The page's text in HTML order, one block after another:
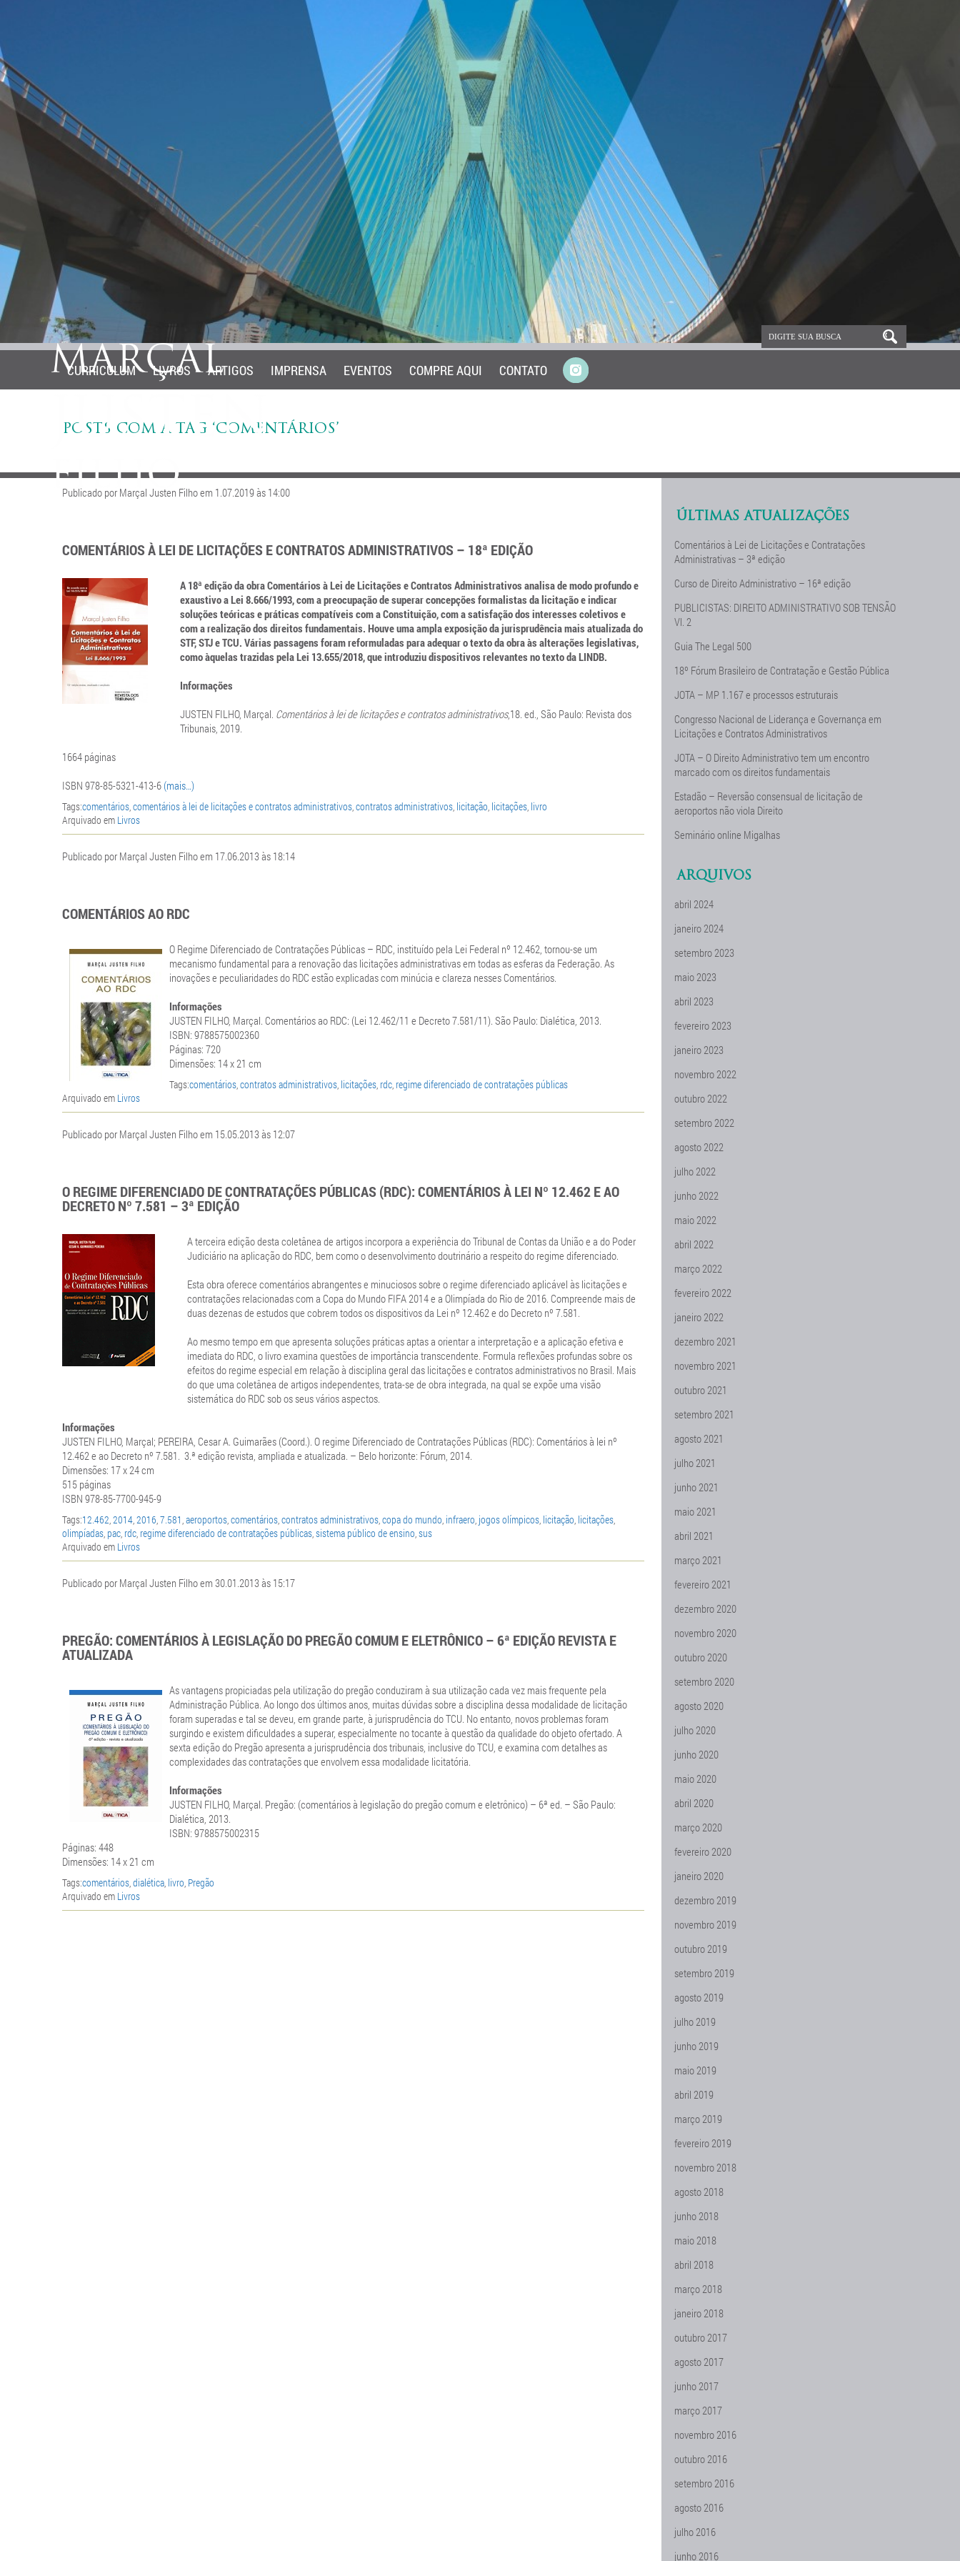
CURRICULUM LIVROS ARTIGOS IMPRENSA EVENTOS COMPRE AQUI CONTATO
POSTS COM A TAG ‘COMENTÁRIOS’
Publicado por Marçal Justen Filho em 1.07.2019 às 14:00
COMENTÁRIOS À LEI DE LICITAÇÕES E CONTRATOS ADMINISTRATIVOS – 18ª EDIÇÃO
A 18ª edição da obra Comentários à Lei de Licitações e Contratos Administrativos analisa de modo profundo e
exaustivo a Lei 8.666/1993, com a preocupação de superar concepções formalistas da licitação e indicar
soluções teóricas e práticas compatíveis com a Constituição, com a satisfação dos interesses coletivos e
com a realização dos direitos fundamentais. Houve uma ampla exposição da jurisprudência mais atualizada do
STF, STJ e TCU. Várias passagens foram reformuladas para adequar o texto da obra às alterações legislativas,
como àquelas trazidas pela Lei 13.655/2018, que introduziu dispositivos relevantes no texto da LINDB.
Informações
JUSTEN FILHO, Marçal. Comentários à lei de licitações e contratos administrativos,18. ed., São Paulo: Revista dos
Tribunais, 2019.
1664 páginas
ISBN 978-85-5321-413-6 (mais…)
Tags:comentários,comentários à lei de licitações e contratos administrativos,contratos administrativos, licitação, licitações, livro
Arquivado em Livros
Publicado por Marçal Justen Filho em 17.06.2013 às 18:14
COMENTÁRIOS AO RDC
O Regime Diferenciado de Contratações Públicas – RDC, instituído pela Lei Federal nº 12.462, tornou-se um
mecanismo fundamental para a renovação das licitações administrativas em todas as esferas da Federação. As
inovações e peculiaridades do RDC estão explicadas com minúcia e clareza nesses Comentários.
Informações
JUSTEN FILHO, Marçal. Comentários ao RDC: (Lei 12.462/11 e Decreto 7.581/11). São Paulo: Dialética, 2013.
ISBN: 9788575002360
Páginas: 720
Dimensões: 14 x 21 cm
Tags:comentários,contratos administrativos, licitações, rdc, regime diferenciado de contratações públicas
Arquivado em Livros
Publicado por Marçal Justen Filho em 15.05.2013 às 12:07
O REGIME DIFERENCIADO DE CONTRATAÇÕES PÚBLICAS (RDC): COMENTÁRIOS À LEI Nº 12.462 E AO
DECRETO Nº 7.581 – 3ª EDIÇÃO
A terceira edição desta coletânea de artigos incorpora a experiência do Tribunal de Contas da União e a do Poder
Judiciário na aplicação do RDC, bem como o desenvolvimento doutrinário a respeito do regime diferenciado.
Esta obra oferece comentários abrangentes e minuciosos sobre o regime diferenciado aplicável às licitações e
contratações relacionadas com a Copa do Mundo FIFA 2014 e a Olimpíada do Rio de 2016. Compreende mais de
duas dezenas de estudos que cobrem todos os dispositivos da Lei nº 12.462 e do Decreto nº 7.581.
Ao mesmo tempo em que apresenta soluções práticas aptas a orientar a interpretação e a aplicação efetiva e
imediata do RDC, o livro examina questões de importância transcendente. Formula reflexões profundas sobre os
efeitos do regime especial em relação à disciplina geral das licitações e contratos administrativos no Brasil. Mais
do que uma coletânea de artigos independentes, trata-se de obra integrada, na qual se expõe uma visão
sistemática do RDC sob os seus vários aspectos.
Informações
JUSTEN FILHO, Marçal; PEREIRA, Cesar A. Guimarães (Coord.). O regime Diferenciado de Contratações Públicas (RDC): Comentários à lei nº
12.462 e ao Decreto nº 7.581. 3.ª edição revista, ampliada e atualizada. – Belo horizonte: Fórum, 2014.
Dimensões: 17 x 24 cm
515 páginas
ISBN 978-85-7700-945-9
Tags:12.462,2014,2016,7.581 ,aeroportos,comentários,contratos administrativos,copa do mundo, infraero, jogos olímpicos, licitação, licitações,
olimpíadas, pac, rdc, regime diferenciado de contratações públicas,sistema público de ensino,sus
Arquivado em Livros
Publicado por Marçal Justen Filho em 30.01.2013 às 15:17
PREGÃO: COMENTÁRIOS À LEGISLAÇÃO DO PREGÃO COMUM E ELETRÔNICO – 6ª EDIÇÃO REVISTA E
ATUALIZADA
As vantagens propiciadas pela utilização do pregão conduziram à sua utilização cada vez mais frequente pela
Administração Pública. Ao longo dos últimos anos, muitas dúvidas sobre a disciplina dessa modalidade de licitação
foram superadas e tal se deveu, em grande parte, à jurisprudência do TCU. No entanto, novos problemas foram
surgindo e existem dificuldades a superar, especialmente no tocante à questão da qualidade do objeto ofertado. A
sexta edição do Pregão apresenta a jurisprudência dos tribunais, inclusive do TCU, e examina com detalhes as
complexidades das contratações que envolvem essa modalidade licitatória.
Informações
JUSTEN FILHO, Marçal. Pregão: (comentários à legislação do pregão comum e eletrônico) – 6ª ed. – São Paulo:
Dialética, 2013.
ISBN: 9788575002315
Páginas: 448
Dimensões: 14 x 21 cm
Tags:comentários,dialética, livro, Pregão
Arquivado em Livros
ÚLTIMAS ATUALIZAÇÕES
Comentários à Lei de Licitações e Contratações
Administrativas – 3ª edição
Curso de Direito Administrativo – 16ª edição
PUBLICISTAS: DIREITO ADMINISTRATIVO SOB TENSÃO
Vl. 2
Guia The Legal 500
18º Fórum Brasileiro de Contratação e Gestão Pública
JOTA – MP 1.167 e processos estruturais
Congresso Nacional de Liderança e Governança em
Licitações e Contratos Administrativos
JOTA – O Direito Administrativo tem um encontro
marcado com os direitos fundamentais
Estadão – Reversão consensual de licitação de
aeroportos não viola Direito
Seminário online Migalhas
ARQUIVOS
abril 2024
janeiro 2024
setembro 2023
maio 2023
abril 2023
fevereiro 2023
janeiro 2023
novembro 2022
outubro 2022
setembro 2022
agosto 2022
julho 2022
junho 2022
maio 2022
abril 2022
março 2022
fevereiro 2022
janeiro 2022
dezembro 2021
novembro 2021
outubro 2021
setembro 2021
agosto 2021
julho 2021
junho 2021
maio 2021
abril 2021
março 2021
fevereiro 2021
dezembro 2020
novembro 2020
outubro 2020
setembro 2020
agosto 2020
julho 2020
junho 2020
maio 2020
abril 2020
março 2020
fevereiro 2020
janeiro 2020
dezembro 2019
novembro 2019
outubro 2019
setembro 2019
agosto 2019
julho 2019
junho 2019
maio 2019
abril 2019
março 2019
fevereiro 2019
novembro 2018
agosto 2018
junho 2018
maio 2018
abril 2018
março 2018
janeiro 2018
outubro 2017
agosto 2017
junho 2017
março 2017
novembro 2016
outubro 2016
setembro 2016
agosto 2016
julho 2016
junho 2016